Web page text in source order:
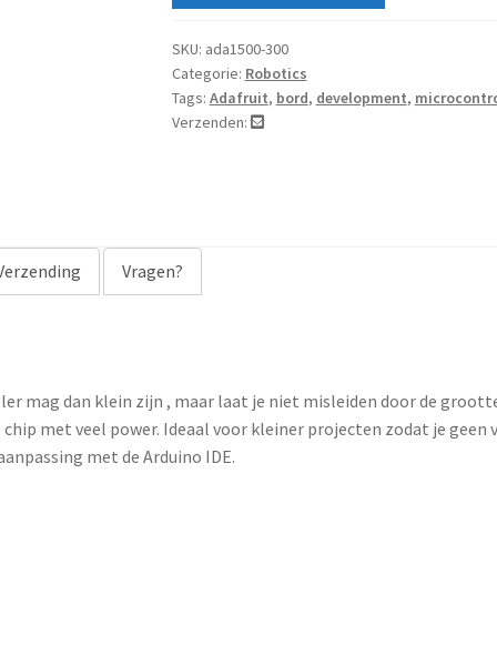
y
o
u
r
i
l
a
e
s
s
SKU: ada1500-300
Categorie: Robotics
Tags: Adafruit, bord, development,
Verzenden:
Vragen?
mag dan klein zijn , maar laat je niet misleiden door de
chip met veel power. Ideaal voor kleiner projecten zodat je
met de Arduino IDE.